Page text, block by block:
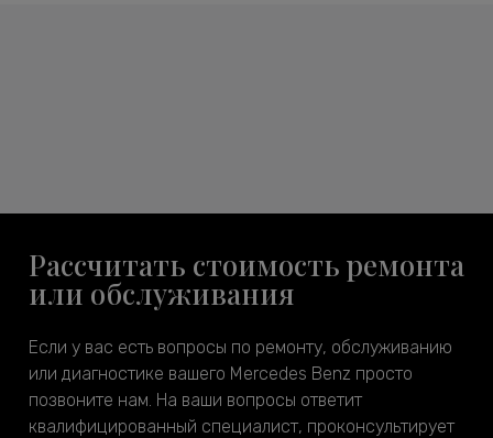
Рассчитать стоимость ремонта
или обслуживания
Если у вас есть вопросы по ремонту, обслуживанию
или диагностике вашего Mercedes Benz просто
позвоните нам. На ваши вопросы ответит
квалифицированный специалист, проконсультирует